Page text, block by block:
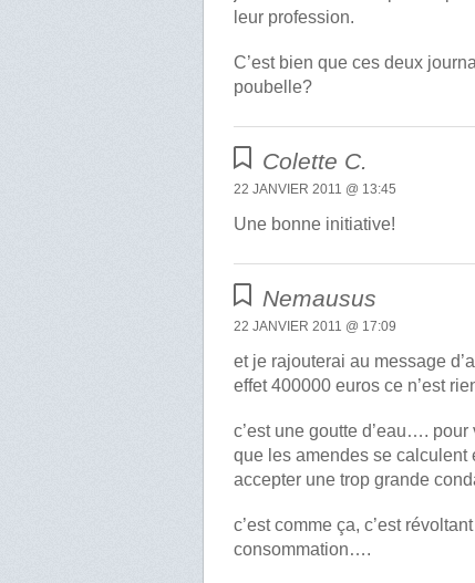
leur profession.
C’est bien que ces deux
poubelle?
Colette C.
22 JANVIER 2011 @ 13:45
Une bonne initiative!
Nemausus
22 JANVIER 2011 @ 17:09
et je rajouterai au message
effet 400000 euros ce n’est
c’est une goutte d’eau….
que les amendes se
accepter une trop grande
c’est comme ça, c’est
consommation….